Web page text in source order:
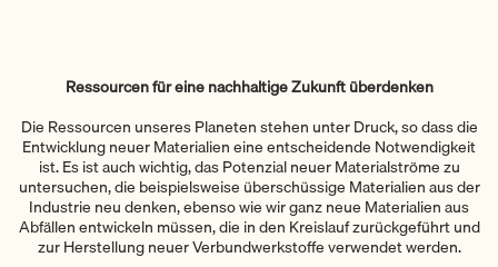
Ressourcen für eine nachhaltige Zukunft überdenken
Die Ressourcen unseres Planeten stehen unter Druck, so dass die
Entwicklung neuer Materialien eine entscheidende Notwendigkeit
ist. Es ist auch wichtig, das Potenzial neuer Materialströme zu
untersuchen, die beispielsweise überschüssige Materialien aus der
Industrie neu denken, ebenso wie wir ganz neue Materialien aus
Abfällen entwickeln müssen, die in den Kreislauf zurückgeführt und
zur Herstellung neuer Verbundwerkstoffe verwendet werden.